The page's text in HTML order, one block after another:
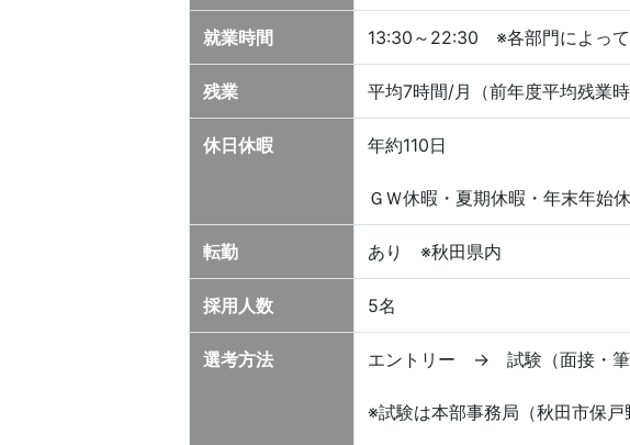
就業時間 13:30～22:30 ※各部門によって
残業 平均7時間/月（前年度平均残業時
休日休暇 年約110日
ＧＷ休暇・夏期休暇・年末年始
転勤 あり ※秋田県内
採用人数 5名
選考方法 エントリー → 試験（面接・
※試験は本部事務局（秋田市保戸